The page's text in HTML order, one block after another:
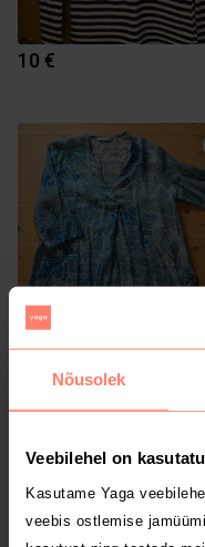
Nõusolek
Veebilehel on
Kasutame Yaga
veebis ostlemise
10 €